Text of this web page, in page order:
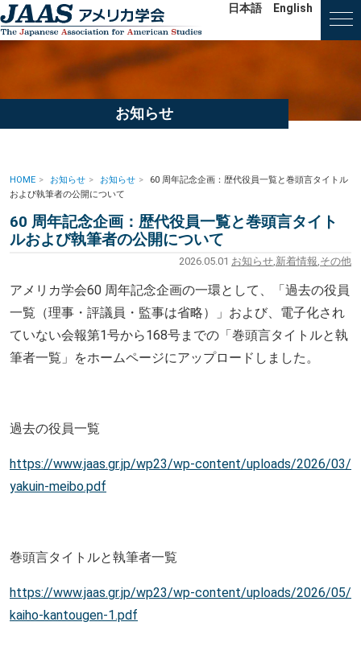
日本語 English
お知らせ
HOME お知らせ お知らせ
60 周年記念企画：歴代役員一覧と巻頭言タイトル
および執筆者の公開について
60 周年記念企画：歴代役員一覧と巻頭言タイト
ルおよび執筆者の公開について
2026.05.01 お知らせ,新着情報,その他
アメリカ学会60 周年記念企画の一環として、「過去の役員
一覧（理事・評議員・監事は省略）」および、電子化され
ていない会報第1号から168号までの「巻頭言タイトルと執
筆者一覧」をホームページにアップロードしました。
過去の役員一覧
https://www.jaas.gr.jp/wp23/wp-content/uploads/2026/03/
yakuin-meibo.pdf
巻頭言タイトルと執筆者一覧
https://www.jaas.gr.jp/wp23/wp-content/uploads/2026/05/
kaiho-kantougen-1.pdf